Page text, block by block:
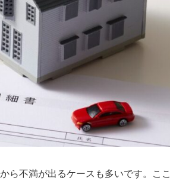
ら不満が出るケースも多いです。ここ